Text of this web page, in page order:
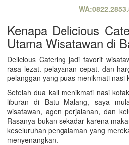
Kenapa Delicious
Utama Wisatawan di
Delicious Catering jadi favorit
rasa lezat, pelayanan cepat, dan
pelanggan yang puas menikmati nasi
Setelah dua kali menikmati nasi
liburan di Batu Malang, saya
wisatawan, agen perjalanan, dan
Rasanya bukan sekadar karena
keseluruhan pengalaman yang
menyenangkan.